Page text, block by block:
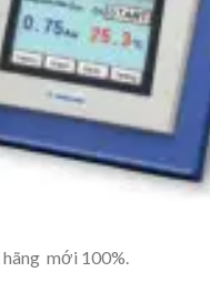
hãng mới 100%.